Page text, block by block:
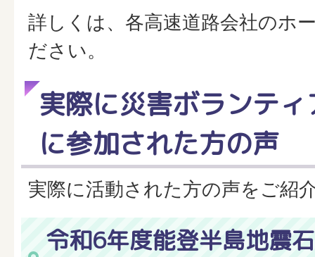
詳しくは、各高速道路会社のホ
ださい。
実際に災害ボランテ
に参加された方の声
実際に活動された方の声をご紹
令和6年度能登半島地震